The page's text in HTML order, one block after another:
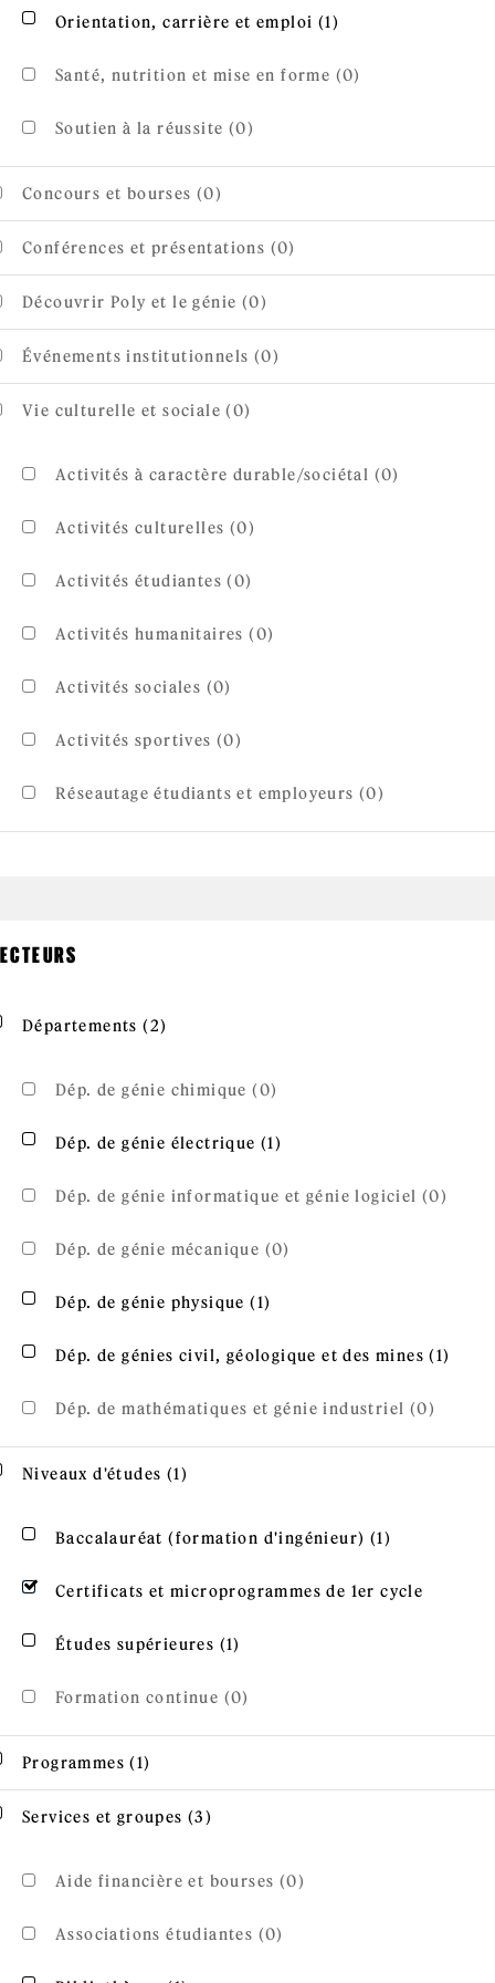
Apply Orientation, carrière et emploi filter
Orientation, carrière et emploi (1)
Santé, nutrition et mise en forme (0)
Soutien à la réussite (0)
Concours et bourses (0)
Conférences et présentations (0)
Découvrir Poly et le génie (0)
Événements institutionnels (0)
Vie culturelle et sociale (0)
Activités à caractère durable/sociétal (0)
Activités culturelles (0)
Activités étudiantes (0)
Activités humanitaires (0)
Activités sociales (0)
Activités sportives (0)
Réseautage étudiants et employeurs (0)
Apply Départements filter
Départements (2)
Dép. de génie chimique (0)
Apply Dép. de génie électrique filter
Dép. de génie électrique (1)
Dép. de génie informatique et génie logiciel (0)
Dép. de génie mécanique (0)
Apply Dép. de génie physique filter
Dép. de génie physique (1)
Apply Dép. de génies civil, géologique et des mines
Dép. de génies civil, géologique et des mines (1)
Dép. de mathématiques et génie industriel (0)
Apply Niveaux d'études filter
Niveaux d'études (1)
Apply Baccalauréat (formation d'ingénieur) filter
Baccalauréat (formation d'ingénieur) (1)
Remove Certificats et microprogrammes de 1er
Certificats et microprogrammes de 1er cycle
Apply Études supérieures filter
Études supérieures (1)
Formation continue (0)
Apply Programmes filter
Programmes (1)
Apply Services et groupes filter
Services et groupes (3)
Aide financière et bourses (0)
Associations étudiantes (0)